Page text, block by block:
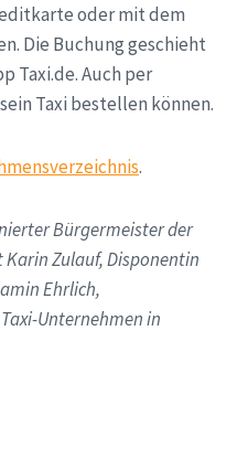
oder mit dem
Die Buchung geschieht
Taxi.de. Auch per
Taxi bestellen können.
.
Bürgermeister der
Zulauf, Disponentin
Ehrlich,
Unternehmen in